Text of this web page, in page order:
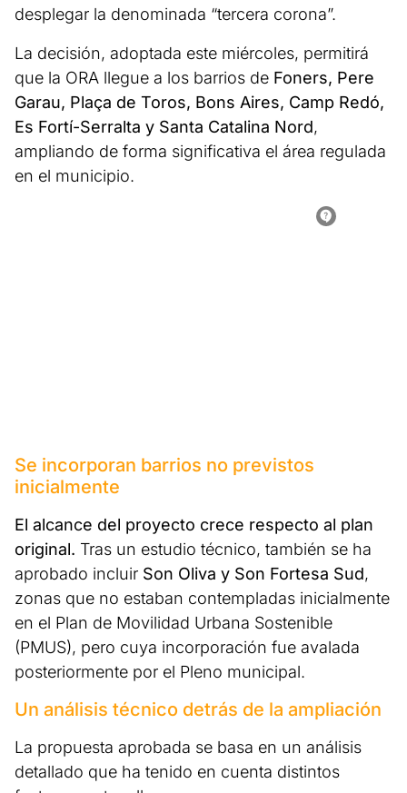
desplegar la denominada “tercera corona”.
La decisión, adoptada este miércoles, permitirá
que la ORA llegue a los barrios de Foners, Pere
Garau, Plaça de Toros, Bons Aires, Camp Redó,
Es Fortí-Serralta y Santa Catalina Nord,
ampliando de forma significativa el área regulada
en el municipio.
Se incorporan barrios no previstos
inicialmente
El alcance del proyecto crece respecto al plan
original. Tras un estudio técnico, también se ha
aprobado incluir Son Oliva y Son Fortesa Sud,
zonas que no estaban contempladas inicialmente
en el Plan de Movilidad Urbana Sostenible
(PMUS), pero cuya incorporación fue avalada
posteriormente por el Pleno municipal.
Un análisis técnico detrás de la ampliación
La propuesta aprobada se basa en un análisis
detallado que ha tenido en cuenta distintos